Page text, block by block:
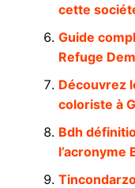
cette
Guide
Refuge
Découvrez
coloriste à
Bdh
l’acronyme